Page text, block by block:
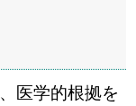
医学的根拠を